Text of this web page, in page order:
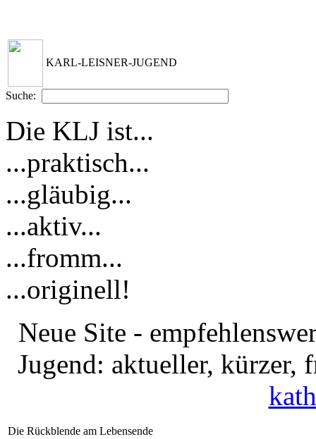
KARL-LEISNER-JUGEND
Suche:
Die KLJ ist...
...praktisch...
...gläubig...
...aktiv...
...fromm...
...originell!
Neue Site -
Jugend: aktueller, kürzer,
Die Rückblende am Lebensende